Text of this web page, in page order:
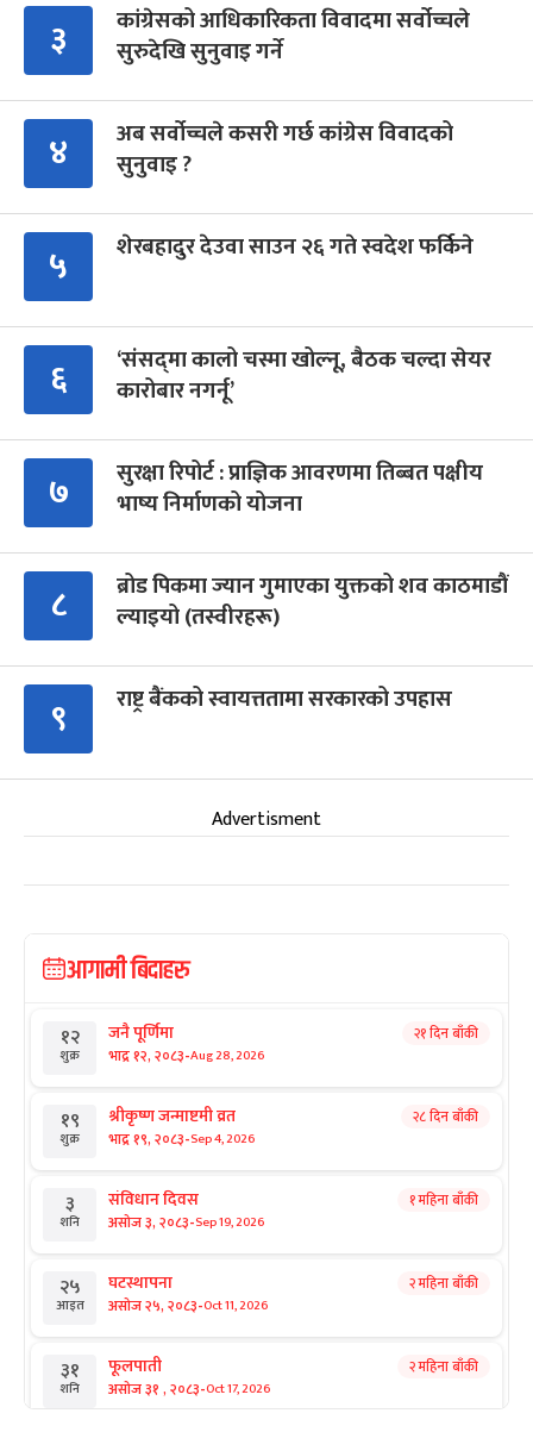
३
कांग्रेसको आधिकारिकता विवादमा सर्वोच्चले
सुरुदेखि सुनुवाइ गर्ने
४
अब सर्वोच्चले कसरी गर्छ कांग्रेस विवादको
सुनुवाइ ?
५ शेरबहादुर देउवा साउन २६ गते स्वदेश फर्किने
६
‘संसद्‍मा कालो चस्मा खोल्नू, बैठक चल्दा सेयर
कारोबार नगर्नू’
७
सुरक्षा रिपोर्ट : प्राज्ञिक आवरणमा तिब्बत पक्षीय
भाष्य निर्माणको योजना
८
ब्रोड पिकमा ज्यान गुमाएका युक्तको शव काठमाडौं
ल्याइयो (तस्वीरहरू)
९ राष्ट्र बैंकको स्वायत्ततामा सरकारको उपहास
Advertisment
आगामी बिदाहरु
१२
शुक्र
जनै पूर्णिमा
भाद्र १२, २०८३-Aug 28, 2026
२१ दिन बाँकी
१९
शुक्र
श्रीकृष्ण जन्माष्टमी व्रत
भाद्र १९, २०८३-Sep 4, 2026
२८ दिन बाँकी
३
शनि
संविधान दिवस
असोज ३, २०८३-Sep 19, 2026
१ महिना बाँकी
२५
आइत
घटस्थापना
असोज २५, २०८३-Oct 11, 2026
२ महिना बाँकी
३१
शनि
फूलपाती
असोज ३१ , २०८३-Oct 17, 2026
२ महिना बाँकी